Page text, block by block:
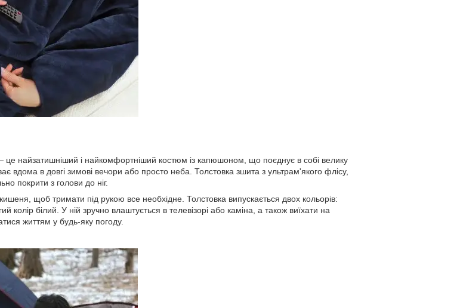
найзатишніший і найкомфортніший костюм із капюшоном, що поєднує в собі велику
вдома в довгі зимові вечори або просто неба. Толстовка зшита з ультрам'якого флісу,
покрити з голови до ніг.
щоб тримати під рукою все необхідне. Толстовка випускається двох кольорів:
колір білий. У ній зручно влаштується в телевізорі або каміна, а також виїхати на
життям у будь-яку погоду.